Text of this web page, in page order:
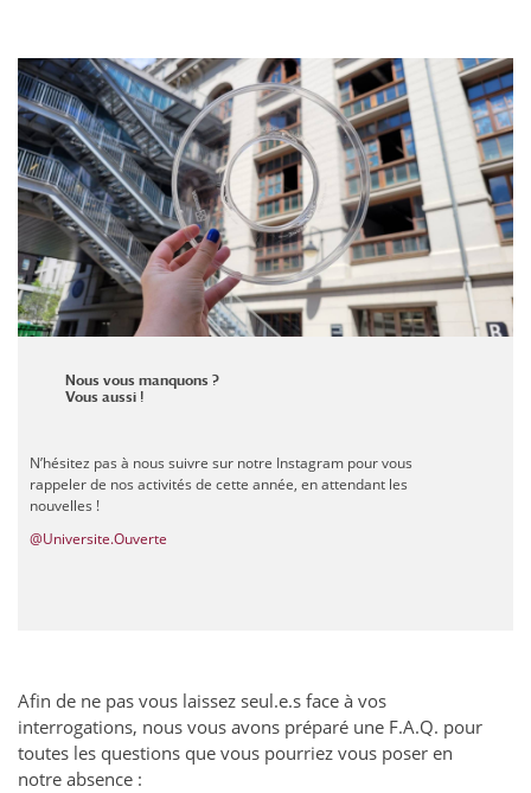
Nous vous manquons ?
Vous aussi !
N’hésitez pas à nous suivre sur notre Instagram pour vous
rappeler de nos activités de cette année, en attendant les
nouvelles !
@Universite.Ouverte
Afin de ne pas vous laissez seul.e.s face à vos
interrogations, nous vous avons préparé une F.A.Q. pour
toutes les questions que vous pourriez vous poser en
notre absence :